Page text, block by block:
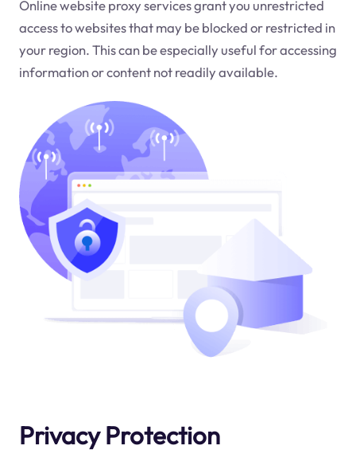
Online website proxy services grant you unrestricted
access to websites that may be blocked or restricted in
your region. This can be especially useful for accessing
information or content not readily available.
Privacy Protection